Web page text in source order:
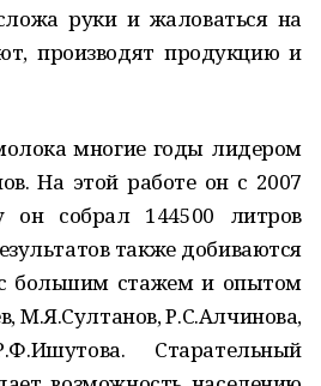
руки и жаловаться на
производят продукцию и
многие годы лидером
На этой работе он с 2007
он собрал 144500 литров
также добиваются
большим стажем и опытом
М.Я.Султанов, Р.С.Алчинова,
Старательный